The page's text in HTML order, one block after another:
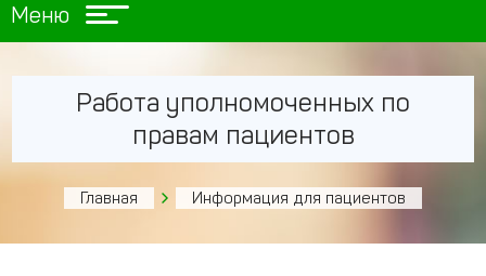
Меню
Работа уполномоченных по
правам пациентов
Главная Информация для пациентов